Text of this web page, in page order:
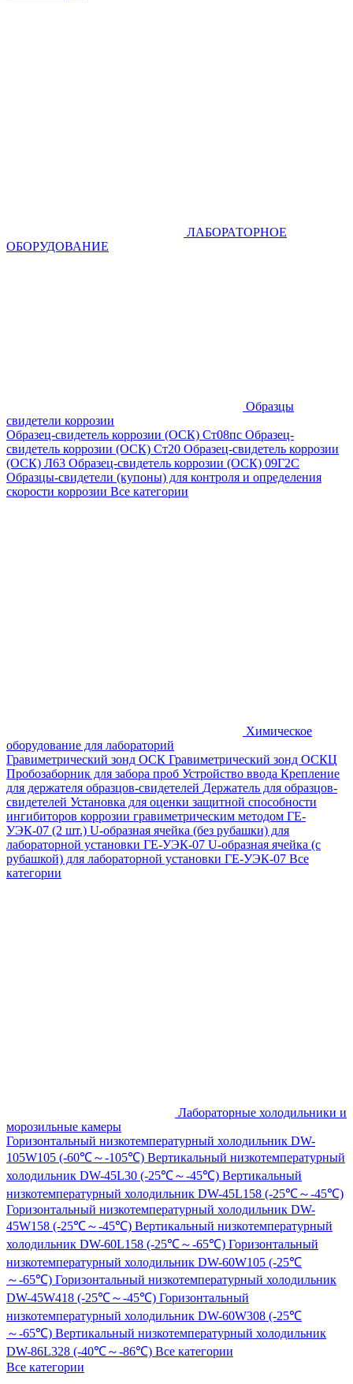
ЛАБОРАТОРНОЕ
ОБОРУДОВАНИЕ
Образцы
свидетели коррозии
Образец-свидетель коррозии (ОСК) Ст08пс Образец-
свидетель коррозии (ОСК) Ст20 Образец-свидетель коррозии
(ОСК) Л63 Образец-свидетель коррозии (ОСК) 09Г2С
Образцы-свидетели (купоны) для контроля и определения
скорости коррозии Все категории
Химическое
оборудование для лабораторий
Гравиметрический зонд ОСК Гравиметрический зонд ОСКЦ
Пробозаборник для забора проб Устройство ввода Крепление
для держателя образцов-свидетелей Держатель для образцов-
свидетелей Установка для оценки защитной способности
ингибиторов коррозии гравиметрическим методом ГЕ-
УЭК-07 (2 шт.) U-образная ячейка (без рубашки) для
лабораторной установки ГЕ-УЭК-07 U-образная ячейка (с
рубашкой) для лабораторной установки ГЕ-УЭК-07 Все
категории
Лабораторные холодильники и
морозильные камеры
Горизонтальный низкотемпературный холодильник DW-
105W105 (-60℃～-105℃) Вертикальный низкотемпературный
холодильник DW-45L30 (-25℃～-45℃) Вертикальный
низкотемпературный холодильник DW-45L158 (-25℃～-45℃)
Горизонтальный низкотемпературный холодильник DW-
45W158 (-25℃～-45℃) Вертикальный низкотемпературный
холодильник DW-60L158 (-25℃～-65℃) Горизонтальный
низкотемпературный холодильник DW-60W105 (-25℃
～-65℃) Горизонтальный низкотемпературный холодильник
DW-45W418 (-25℃～-45℃) Горизонтальный
низкотемпературный холодильник DW-60W308 (-25℃
～-65℃) Вертикальный низкотемпературный холодильник
DW-86L328 (-40℃～-86℃) Все категории
Все категории